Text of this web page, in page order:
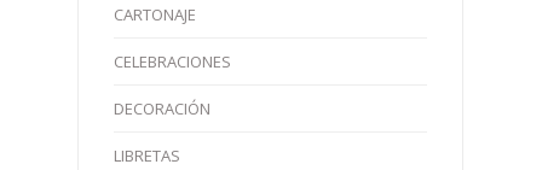
CARTONAJE
CELEBRACIONES
DECORACIÓN
LIBRETAS